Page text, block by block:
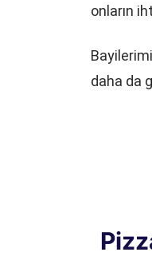
onların
daha da